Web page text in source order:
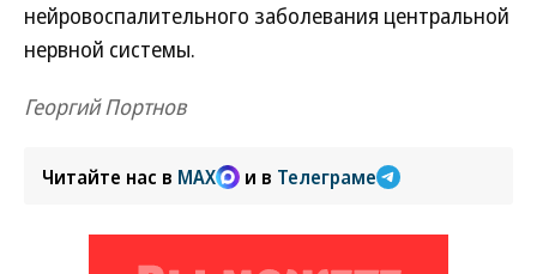
нейровоспалительного заболевания центральной
нервной системы.
Георгий Портнов
Читайте нас в MAX и в Телеграме